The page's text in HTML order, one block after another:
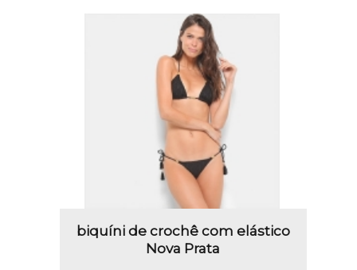
biquíni de crochê com elástico
Nova Prata